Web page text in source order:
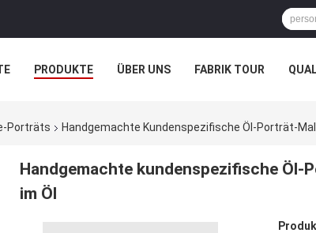
PRODUKTE ÜBER UNS FABRIK TOUR
Porträts Handgemachte Kundenspezifische Öl-Porträt-
Handgemachte kundenspezifische
im Öl